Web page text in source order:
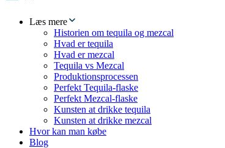
Læs mere
Historien om tequila og mezcal
Hvad er tequila
Hvad er mezcal
Tequila vs Mezcal
Produktionsprocessen
Perfekt Tequila-flaske
Perfekt Mezcal-flaske
Kunsten at drikke tequila
Kunsten at drikke mezcal
Hvor kan man købe
Blog